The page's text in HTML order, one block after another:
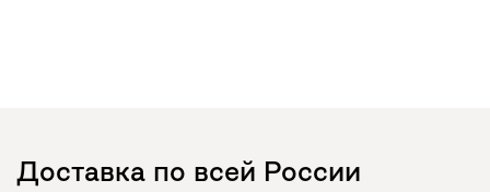
Доставка по всей России